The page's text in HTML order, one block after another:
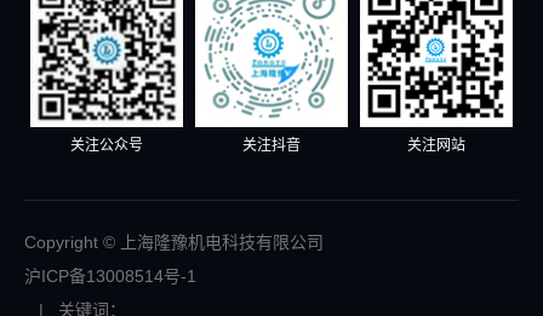
关注公众号 关注抖音 关注网站
Copyright © 上海隆豫机电科技有限公司
沪ICP备13008514号-1
| 关键词：